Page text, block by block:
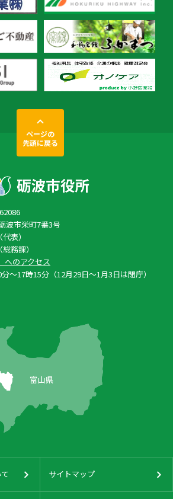
ページの
先頭に戻る
波市栄町7番3号
表）
務課）
へのアクセス
〜17時15分（12月29日〜1月3日は閉庁）
サイトマップ